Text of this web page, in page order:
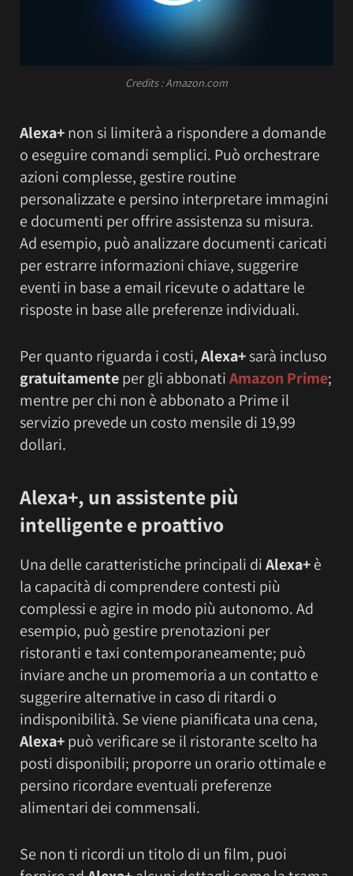
Credits : Amazon.com
Alexa+non si limiterà a rispondere a domande
o eseguire comandi semplici. Può orchestrare
azioni complesse, gestire routine
personalizzate e persino interpretare immagini
e documenti per offrire assistenza su misura.
Ad esempio, può analizzare documenti caricati
per estrarre informazioni chiave, suggerire
eventi in base a email ricevute o adattare le
risposte in base alle preferenze individuali.
Per quanto riguarda i costi,Alexa+sarà incluso
gratuitamenteper gli abbonatiAmazon Prime;
mentre per chi non è abbonato a Prime il
servizio prevede un costo mensile di 19,99
dollari.
Alexa+, un assistente più
intelligente e proattivo
Una delle caratteristiche principali diAlexa+è
la capacità di comprendere contesti più
complessi e agire in modo più autonomo. Ad
esempio, può gestire prenotazioni per
ristoranti e taxi contemporaneamente; può
inviare anche un promemoria a un contatto e
suggerire alternative in caso di ritardi o
indisponibilità. Se viene pianificata una cena,
Alexa+può verificare se il ristorante scelto ha
posti disponibili; proporre un orario ottimale e
persino ricordare eventuali preferenze
alimentari dei commensali.
Se non ti ricordi un titolo di un film, puoi